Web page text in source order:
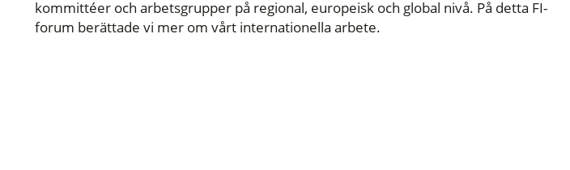
kommittéer och arbetsgrupper på regional, europeisk och global nivå. På detta FI-
forum berättade vi mer om vårt internationella arbete.